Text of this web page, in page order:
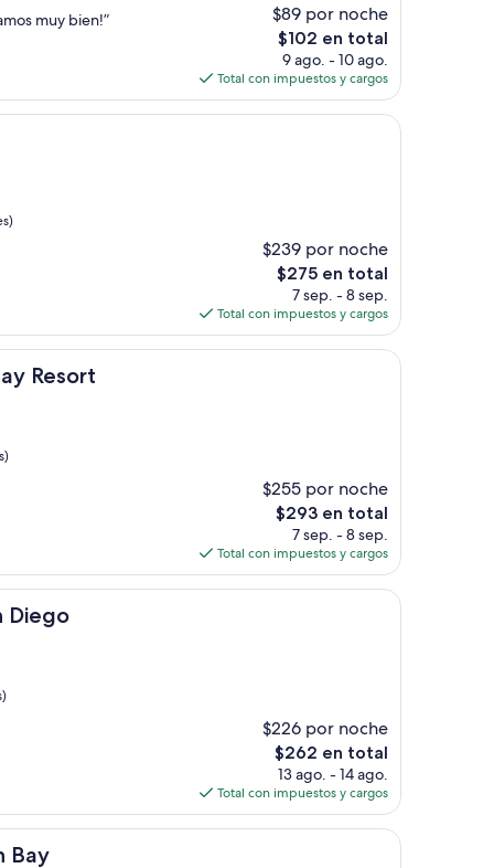
muy bien!”
$89 por noche
El
precio
actual
es
de
$102 en total
9 ago. - 10 ago.
Total con impuestos y cargos
$239 por noche
El
precio
actual
es
de
$275 en total
7 sep. - 8 sep.
Total con impuestos y cargos
Resort
$255 por noche
El
precio
actual
es
de
$293 en total
7 sep. - 8 sep.
Total con impuestos y cargos
Diego
$226 por noche
El
precio
actual
es
de
$262 en total
13 ago. - 14 ago.
Total con impuestos y cargos
Bay